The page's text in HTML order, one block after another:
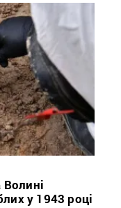
Волині
у 1943 році